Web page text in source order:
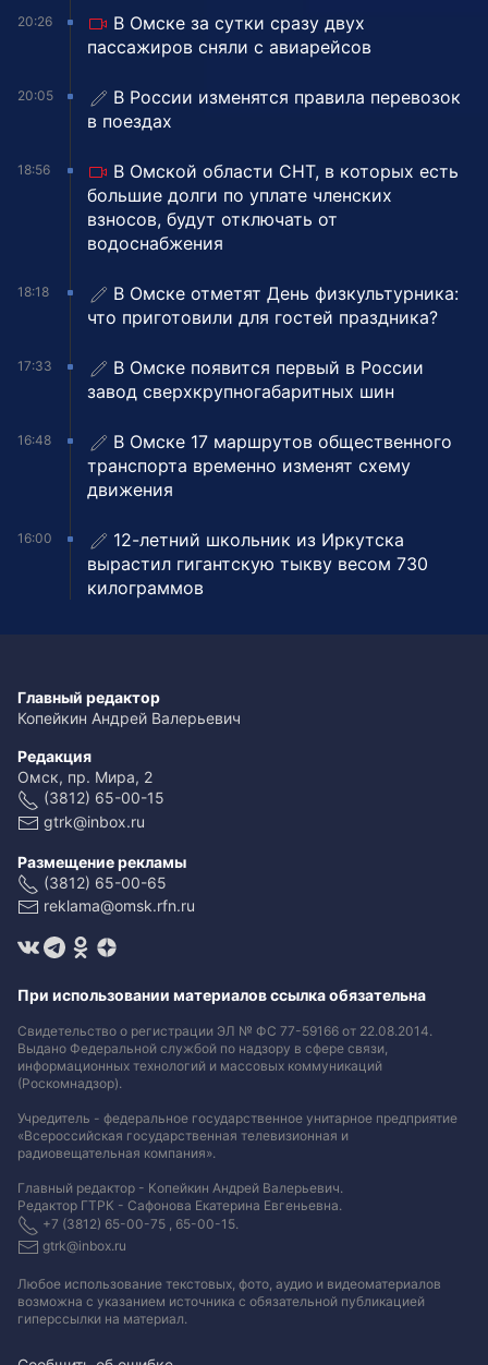
20:26
В Омске за сутки сразу двух
пассажиров сняли с авиарейсов
20:05
В России изменятся правила перевозок
в поездах
18:56
В Омской области СНТ, в которых есть
большие долги по уплате членских
взносов, будут отключать от
водоснабжения
18:18
В Омске отметят День физкультурника:
что приготовили для гостей праздника?
17:33
В Омске появится первый в России
завод сверхкрупногабаритных шин
16:48
В Омске 17 маршрутов общественного
транспорта временно изменят схему
движения
16:00
12-летний школьник из Иркутска
вырастил гигантскую тыкву весом 730
килограммов
Главный редактор
Копейкин Андрей Валерьевич
Редакция
Омск, пр. Мира, 2
(3812) 65-00-15
gtrk@inbox.ru
Размещение рекламы
(3812) 65-00-65
reklama@omsk.rfn.ru
При использовании материалов ссылка обязательна
Свидетельство о регистрации ЭЛ № ФС 77-59166 от 22.08.2014.
Выдано Федеральной службой по надзору в сфере связи,
информационных технологий и массовых коммуникаций
(Роскомнадзор).
Учредитель - федеральное государственное унитарное предприятие
«Всероссийская государственная телевизионная и
радиовещательная компания».
Главный редактор - Копейкин Андрей Валерьевич.
Редактор ГТРК - Сафонова Екатерина Евгеньевна.
+7 (3812) 65-00-75 , 65-00-15.
gtrk@inbox.ru
Любое использование текстовых, фото, аудио и видеоматериалов
возможна с указанием источника с обязательной публикацией
гиперссылки на материал.